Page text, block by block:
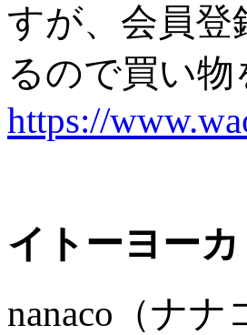
すが、会員
るので買い
https://
イトーヨー
nanaco（ナ